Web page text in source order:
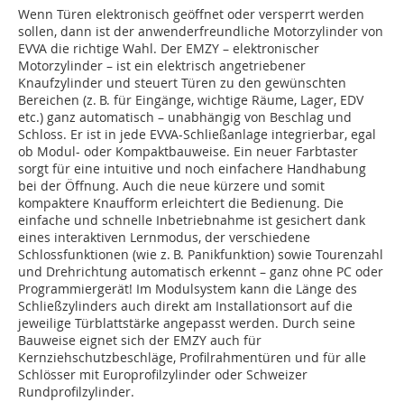
Wenn Türen elektronisch geöffnet oder versperrt werden
sollen, dann ist der anwenderfreundliche Motorzylinder von
EVVA die richtige Wahl. Der EMZY – elektronischer
Motorzylinder – ist ein elektrisch angetriebener
Knaufzylinder und steuert Türen zu den gewünschten
Bereichen (z. B. für Eingänge, wichtige Räume, Lager, EDV
etc.) ganz automatisch – unabhängig von Beschlag und
Schloss. Er ist in jede EVVA-Schließanlage integrierbar, egal
ob Modul- oder Kompaktbauweise. Ein neuer Farbtaster
sorgt für eine intuitive und noch einfachere Handhabung
bei der Öffnung. Auch die neue kürzere und somit
kompaktere Knaufform erleichtert die Bedienung. Die
einfache und schnelle Inbetriebnahme ist gesichert dank
eines interaktiven Lernmodus, der verschiedene
Schlossfunktionen (wie z. B. Panikfunktion) sowie Tourenzahl
und Drehrichtung automatisch erkennt – ganz ohne PC oder
Programmiergerät! Im Modulsystem kann die Länge des
Schließzylinders auch direkt am Installationsort auf die
jeweilige Türblattstärke angepasst werden. Durch seine
Bauweise eignet sich der EMZY auch für
Kernziehschutzbeschläge, Profilrahmentüren und für alle
Schlösser mit Europrofilzylinder oder Schweizer
Rundprofilzylinder.